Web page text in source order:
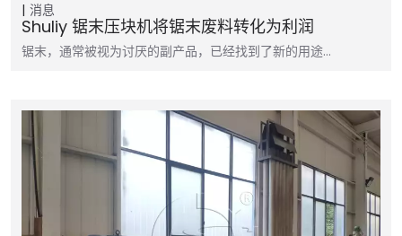
消息
Shuliy 锯末压块机将锯末废料转化为利润
锯末，通常被视为讨厌的副产品，已经找到了新的用途…